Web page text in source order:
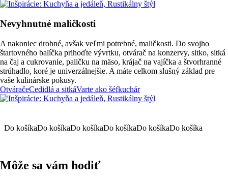
Nevyhnutné maličkosti
A nakoniec drobné, avšak veľmi potrebné, maličkosti. Do svojho
štartovného balíčka prihoďte vývrtku, otvárač na konzervy, sitko, sitká
na čaj a cukrovanie, paličku na mäso, krájač na vajíčka a štvorhranné
strúhadlo, koré je univerzálnejšie. A máte celkom slušný základ pre
vaše kulinárske pokusy.
OtváračeCedidlá a sitkáVarte ako šéfkuchár
Do košíkaDo košíkaDo košíkaDo košíkaDo košíkaDo košíka
Môže sa vám hodiť